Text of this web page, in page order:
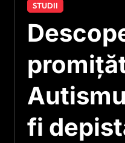
STUDII
fi